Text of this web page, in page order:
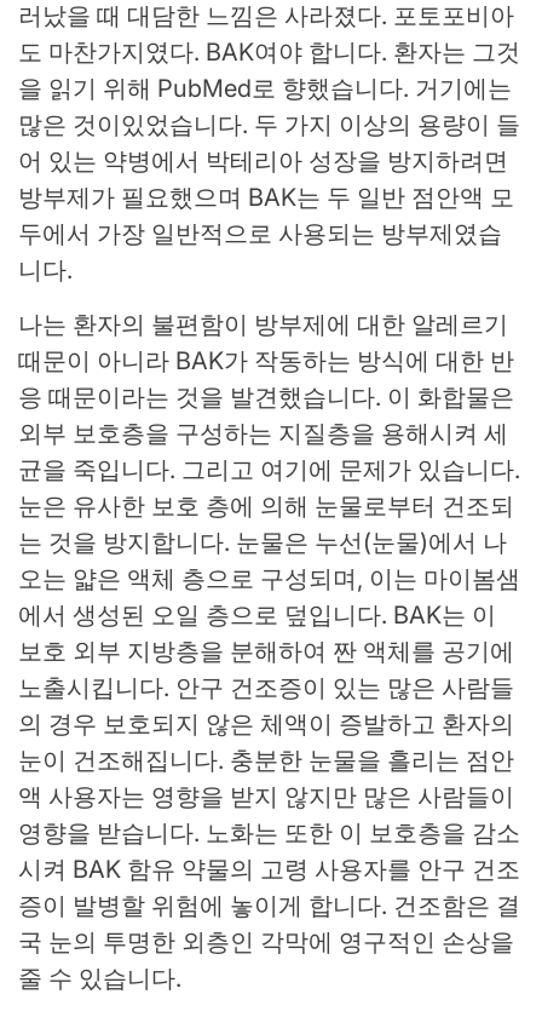
러났을 때 대담한 느낌은 사라졌다. 포토포비아
도 마찬가지였다. BAK여야 합니다. 환자는 그것
을 읽기 위해 PubMed로 향했습니다. 거기에는
많은 것이있었습니다. 두 가지 이상의 용량이 들
어 있는 약병에서 박테리아 성장을 방지하려면
방부제가 필요했으며 BAK는 두 일반 점안액 모
두에서 가장 일반적으로 사용되는 방부제였습
니다.
나는 환자의 불편함이 방부제에 대한 알레르기
때문이 아니라 BAK가 작동하는 방식에 대한 반
응 때문이라는 것을 발견했습니다. 이 화합물은
외부 보호층을 구성하는 지질층을 용해시켜 세
균을 죽입니다. 그리고 여기에 문제가 있습니다.
눈은 유사한 보호 층에 의해 눈물로부터 건조되
는 것을 방지합니다. 눈물은 누선(눈물)에서 나
오는 얇은 액체 층으로 구성되며, 이는 마이봄샘
에서 생성된 오일 층으로 덮입니다. BAK는 이
보호 외부 지방층을 분해하여 짠 액체를 공기에
노출시킵니다. 안구 건조증이 있는 많은 사람들
의 경우 보호되지 않은 체액이 증발하고 환자의
눈이 건조해집니다. 충분한 눈물을 흘리는 점안
액 사용자는 영향을 받지 않지만 많은 사람들이
영향을 받습니다. 노화는 또한 이 보호층을 감소
시켜 BAK 함유 약물의 고령 사용자를 안구 건조
증이 발병할 위험에 놓이게 합니다. 건조함은 결
국 눈의 투명한 외층인 각막에 영구적인 손상을
줄 수 있습니다.